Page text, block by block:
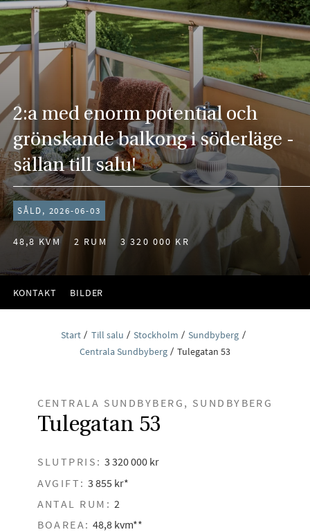
2:a med enorm potential och
grönskande balkong i söderläge -
sällan till salu!
SÅLD, 2026-06-03
48,8 KVM 2 RUM 3 320 000 KR
KONTAKT BILDER
Start Till salu Stockholm
Sundbyberg
Centrala Sundbyberg
Tulegatan 53
CENTRALA SUNDBYBERG, SUNDBYBERG
Tulegatan 53
SLUTPRIS: 3 320 000 kr
AVGIFT: 3 855 kr*
ANTAL RUM: 2
BOAREA: 48,8 kvm**